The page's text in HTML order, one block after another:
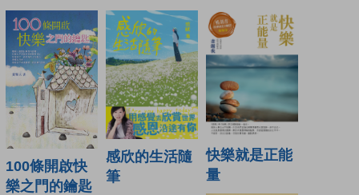
100條開啟快
樂之門的鑰匙
感欣的生活隨
筆
快樂就是正能
量